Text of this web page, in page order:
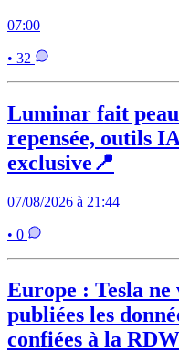
07:00
• 32
Luminar fait
repensée, outils
exclusive📍
07/08/2026 à 21:44
• 0
Europe : Tesla
publiées les
confiées à la RDW